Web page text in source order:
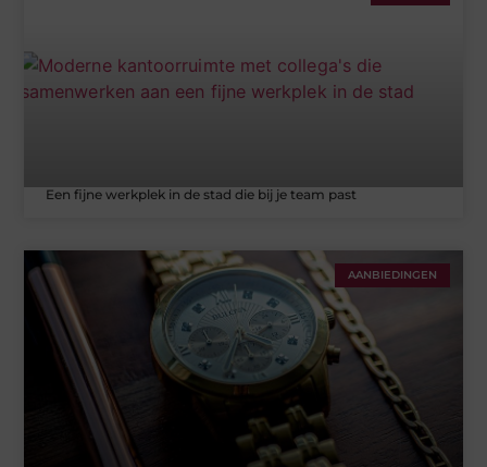
Een fijne werkplek in de stad die bij je team past
AANBIEDINGEN